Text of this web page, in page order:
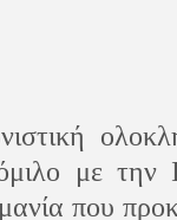
με την
που